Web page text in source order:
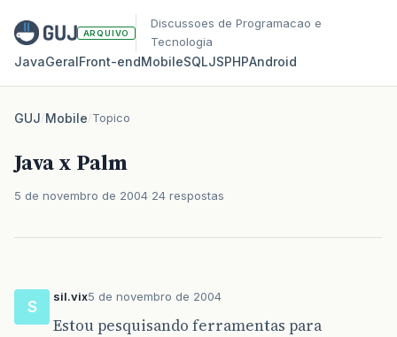
ARQUIVO
Discussoes de Programacao e
Tecnologia
JavaGeralFront‑endMobileSQLJSPHPAndroid
GUJ/Mobile/Topico
Java x Palm
5 de novembro de 2004 24 respostas
S
sil.vix5 de novembro de 2004
Estou pesquisando ferramentas para